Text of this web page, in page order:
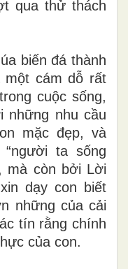
qua thử thách
biến đá thành
một cám dỗ rất
cuộc sống,
những nhu cầu
mặc đẹp, và
ta sống
mà còn bởi Lời
dạy con biết
những của cải
tín rằng chính
của con.